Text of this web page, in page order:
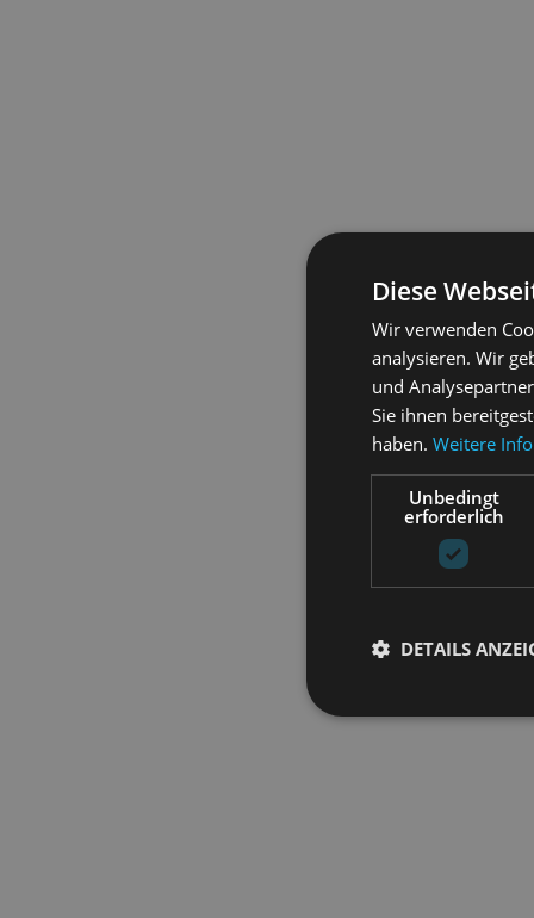
Diese
Wir verwenden
analysieren. Wir
und
Sie ihnen
haben. Weitere
Unbedingt
erforderlich
DETAILS